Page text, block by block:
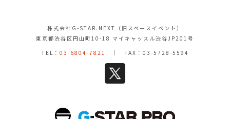
株式会社G-STAR.NEXT（旧スペースイベント）
東京都渋谷区円山町10-18 マイキャッスル渋谷JP201号
TEL： 03-6804-7821 ｜ FAX：03-5728-5594